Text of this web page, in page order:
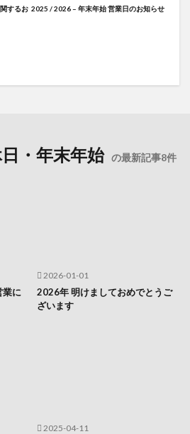
するお 2025 / 2026 – 年末年始 営業日のお知らせ
・年末年始 の最新記事8件
業に
2026-01-01
2026年 明けましておめでとうご
ざいます
2025-04-11